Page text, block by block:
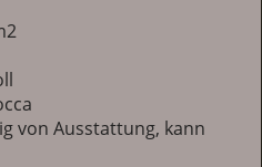
von Ausstattung, kann